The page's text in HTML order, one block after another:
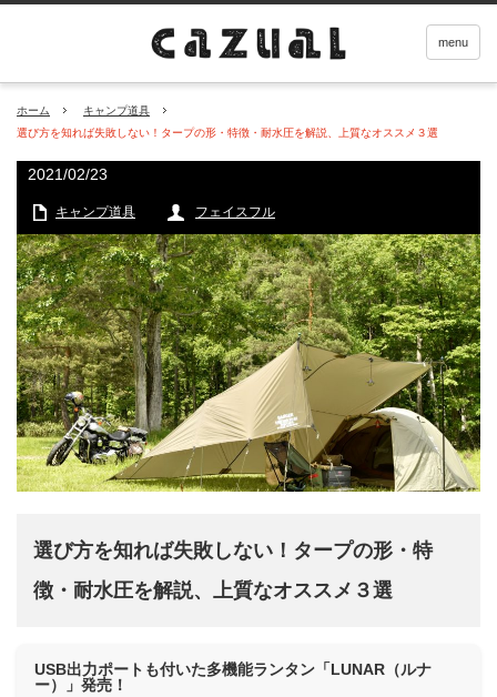
menu
ホーム
キャンプ道具
選び方を知れば失敗しない！タープの形・特徴・耐水圧を解説、上質なオススメ３選
2021/02/23
キャンプ道具 フェイスフル
選び方を知れば失敗しない！タープの形・特
徴・耐水圧を解説、上質なオススメ３選
USB出力ポートも付いた多機能ランタン「LUNAR（ルナ
ー）」発売！